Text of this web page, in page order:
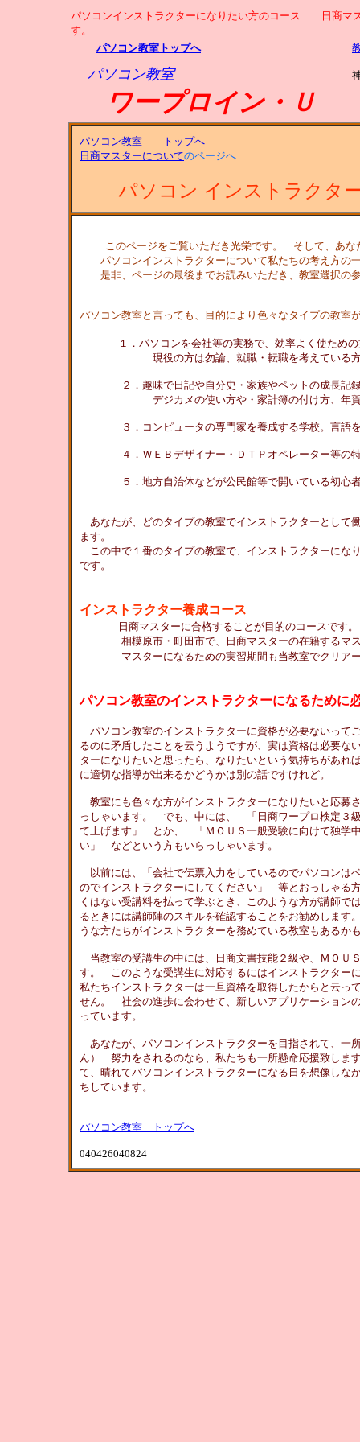
パソコンインストラクターになりたい方のコース 日商マ
す。
パソコン教室トップへ
パソコン教室
ワープロイン・Ｕ
パソコン教室 トップへ
日商マスターについてのページへ
パソコン インストラクタ
このページをご覧いただき光栄です。 そして、あな
パソコンインストラクターについて私たちの考え方の
是非、ページの最後までお読みいただき、教室選択の
パソコン教室と言っても、目的により色々なタイプの教室
１．パソコンを会社等の実務で、効率よく使ため
現役の方は勿論、就職・転職を考えている方は
２．趣味で日記や自分史・家族やペットの成長記録
デジカメの使い方や・家計簿の付け方、年賀状
３．コンピュータの専門家を養成する学校。言語を
４．ＷＥＢデザイナー・ＤＴＰオペレーター等の特
５．地方自治体などが公民館等で開いている初心者
あなたが、どのタイプの教室でインストラクターとして
ます。
この中で１番のタイプの教室で、インストラクターにな
です。
インストラクター養成コース
日商マスターに合格することが目的のコースです。
相模原市・町田市で、日商マスターの在籍するマス
マスターになるための実習期間も当教室でクリアー
パソコン教室のインストラクターになるために
パソコン教室のインストラクターに資格が必要ないっ
るのに矛盾したことを云うようですが、実は資格は必要な
ターになりたいと思ったら、なりたいという気持ちが
に適切な指導が出来るかどうかは別の話ですけれど。
教室にも色々な方がインストラクターになりたいと応
っしゃいます。 でも、中には、 「日商ワープロ検定３
て上げます」 とか、 「ＭＯＵＳ一般受験に向けて独学
い」 などという方もいらっしゃいます。
以前には、「会社で伝票入力をしているのでパソコン
のでインストラクターにしてください」 等とおっしゃる
くはない受講料を払って学ぶとき、このような方が講師
るときには講師陣のスキルを確認することをお勧めしま
うな方たちがインストラクターを務めている教室もあるか
当教室の受講生の中には、日商文書技能２級や、ＭＯＵ
す。 このような受講生に対応するにはインストラクタ
私たちインストラクターは一旦資格を取得したからと云っ
せん。 社会の進歩に会わせて、新しいアプリケーション
っています。
あなたが、パソコンインストラクターを目指されて、
ん） 努力をされるのなら、私たちも一所懸命応援致しま
て、晴れてパソコンインストラクターになる日を想像
ちしています。
パソコン教室 トップへ
040426040824